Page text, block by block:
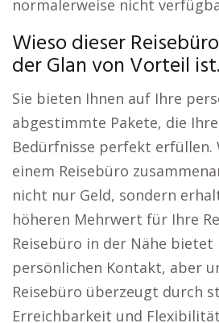
normalerweise nicht
Wieso dieser
der Glan von Vorteil ist.
Sie bieten Ihnen auf Ihre
abgestimmte Pakete, die
Bedürfnisse perfekt erfüllen.
einem Reisebüro
nicht nur Geld, sondern
höheren Mehrwert für Ihre
Reisebüro in der Nähe bietet
persönlichen Kontakt, aber
Reisebüro überzeugt durch
Erreichbarkeit und